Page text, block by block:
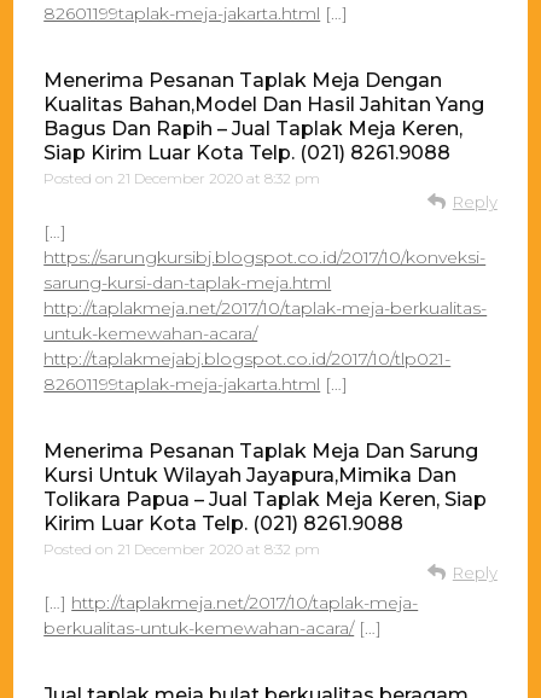
82601199taplak-meja-jakarta.html […]
Menerima Pesanan Taplak Meja Dengan
Kualitas Bahan,Model Dan Hasil Jahitan Yang
Bagus Dan Rapih – Jual Taplak Meja Keren,
Siap Kirim Luar Kota Telp. (021) 8261.9088
Posted on 21 December 2020 at 8:32 pm
Reply
[…]
https://sarungkursibj.blogspot.co.id/2017/10/konveksi-
sarung-kursi-dan-taplak-meja.html
http://taplakmeja.net/2017/10/taplak-meja-berkualitas-
untuk-kemewahan-acara/
http://taplakmejabj.blogspot.co.id/2017/10/tlp021-
82601199taplak-meja-jakarta.html […]
Menerima Pesanan Taplak Meja Dan Sarung
Kursi Untuk Wilayah Jayapura,Mimika Dan
Tolikara Papua – Jual Taplak Meja Keren, Siap
Kirim Luar Kota Telp. (021) 8261.9088
Posted on 21 December 2020 at 8:32 pm
Reply
[…] http://taplakmeja.net/2017/10/taplak-meja-
berkualitas-untuk-kemewahan-acara/[…]